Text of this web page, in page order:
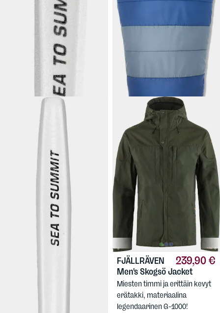
SEA TO SUMMIT
Polycarbonate Fork
Äärimmäisen kevyt haarukka.
199,90 €
MARMOT
Trestles Elite Eco 20
Kolmen vuodenajan kuitupussi
joka hyödyntää
kierrätysmateriaaleja. -4 ...
-11°C.
239,90 €
FJÄLLRÄVEN
Men's Skogsö Jacket
Miesten timmi ja erittäin kevyt
erätakki, materiaalina
legendaarinen G-1000!